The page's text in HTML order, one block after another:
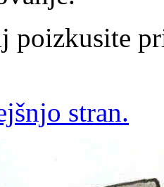
poizkusite
stran.